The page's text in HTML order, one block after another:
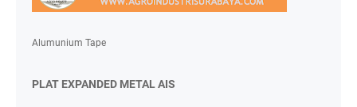
Alumunium Tape
PLAT EXPANDED METAL AIS